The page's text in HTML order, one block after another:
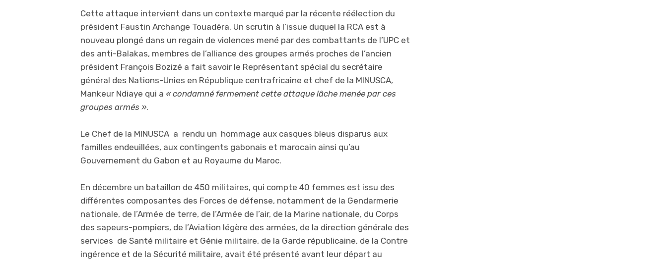
Cette attaque intervient dans un contexte marqué par la récente réélection du
président Faustin Archange Touadéra. Un scrutin à l’issue duquel la RCA est à
nouveau plongé dans un regain de violences mené par des combattants de l’UPC et
des anti-Balakas, membres de l’alliance des groupes armés proches de l’ancien
président François Bozizé a fait savoir le Représentant spécial du secrétaire
général des Nations-Unies en République centrafricaine et chef de la MINUSCA,
Mankeur Ndiaye qui a « condamné fermement cette attaque lâche menée par ces
groupes armés ».
Le Chef de la MINUSCA a rendu un hommage aux casques bleus disparus aux
familles endeuillées, aux contingents gabonais et marocain ainsi qu’au
Gouvernement du Gabon et au Royaume du Maroc.
En décembre un bataillon de 450 militaires, qui compte 40 femmes est issu des
différentes composantes des Forces de défense, notamment de la Gendarmerie
nationale, de l’Armée de terre, de l’Armée de l’air, de la Marine nationale, du Corps
des sapeurs-pompiers, de l’Aviation légère des armées, de la direction générale des
services de Santé militaire et Génie militaire, de la Garde républicaine, de la Contre
ingérence et de la Sécurité militaire, avait été présenté avant leur départ au